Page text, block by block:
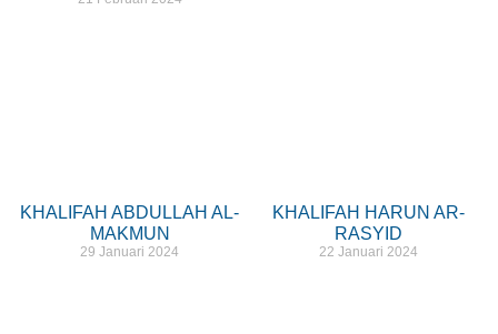
KHALIFAH ABDULLAH AL-
MAKMUN
29 Januari 2024
KHALIFAH HARUN AR-
RASYID
22 Januari 2024